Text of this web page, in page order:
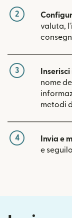
2
valuta,
3
nome
metodi
4 Invia e
e